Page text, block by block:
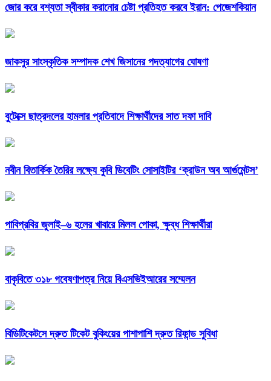
জোর করে বশ্যতা স্বীকার করানোর চেষ্টা প্রতিহত করবে ইরান: পেজেশকিয়ান
জাকসুর সাংস্কৃতিক সম্পাদক শেখ জিসানের পদত্যাগের ঘোষণা
বুটেক্সে ছাত্রদলের হামলার প্রতিবাদে শিক্ষার্থীদের সাত দফা দাবি
নবীন বিতার্কিক তৈরির লক্ষ্যে কুবি ডিবেটিং সোসাইটির ‘ক্রাউন অব আর্গুমেন্টস’
পাবিপ্রবির জুলাই–৬ হলের খাবারে মিলল পোকা, ক্ষুব্ধ শিক্ষার্থীরা
বাকৃবিতে ৩১৮ গবেষণাপত্র নিয়ে বিএসভিইআরের সম্মেলন
বিডিটিকেটসে দ্রুত টিকেট বুকিংয়ের পাশাপাশি দ্রুত রিফান্ড সুবিধা